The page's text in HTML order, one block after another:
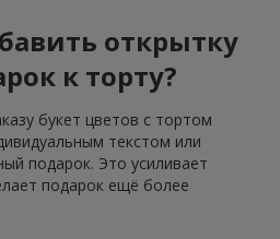
открытку
к торту?
букет цветов с тортом
текстом или
подарок. Это усиливает
подарок ещё более